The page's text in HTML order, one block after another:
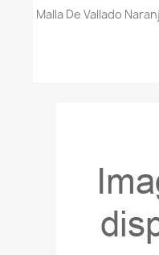
Malla De Vallado